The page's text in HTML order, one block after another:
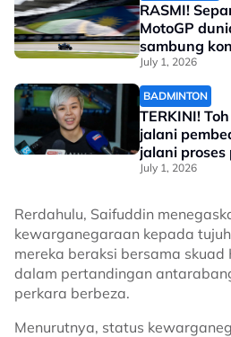
RASMI!
MotoGP
sambung
July 1, 2026
BADMINTON
TERKINI!
jalani
jalani proses
July 1, 2026
Rerdahulu, Saifuddin
kewarganegaraan kepada
mereka beraksi bersama
dalam pertandingan
perkara berbeza.
Menurutnya, status